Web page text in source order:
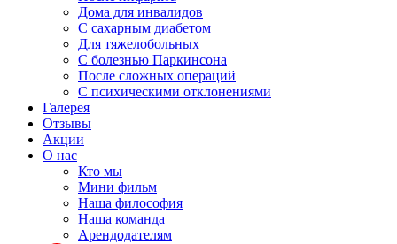
Дома для инвалидов
С сахарным диабетом
Для тяжелобольных
С болезнью Паркинсона
После сложных операций
С психическими отклонениями
Галерея
Отзывы
Акции
О нас
Кто мы
Мини фильм
Наша философия
Наша команда
Арендодателям